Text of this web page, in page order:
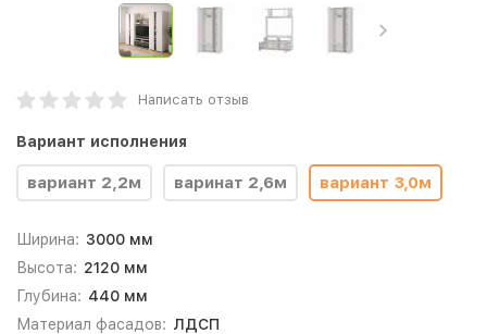
Написать отзыв
Вариант исполнения
вариант 2,2м варинат 2,6м вариант 3,0м
Ширина: 3000 мм
Высота: 2120 мм
Глубина: 440 мм
Материал фасадов: ЛДСП